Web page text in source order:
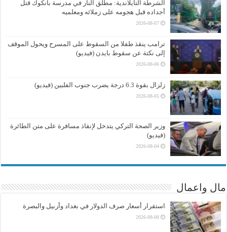
الشرطة التايلاندية: مطلق النار في مدرسة بانكوك قتل
أجداده قبل هجومه على زملائه ومعلميه
2026-08-07
ترامب ينقذ طفلا من السقوط على المسرح ويحول الموقف
إلى نكتة عن سقوط بايدن (فيديو)
2026-08-06
زلزال بقوة 6.3 درجة يضرب جنوب الفلبين (فيديو)
2026-08-05
وزير الصحة التركي يتدخل لإنقاذ مسافرة على متن الطائرة
(فيديو)
2026-08-04
مال واعمال
استقرار أسعار صرف الدولار في بغداد وأربيل والبصرة
2026-08-08